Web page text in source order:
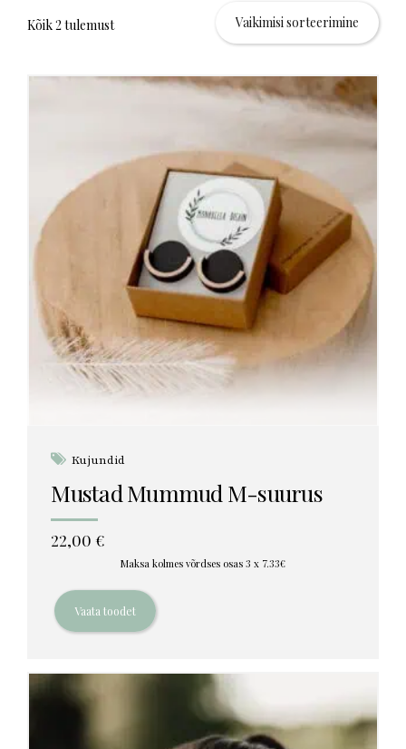
Kõik 2 tulemust
Kujundid
Mustad Mummud M-suurus
22,00 €
Maksa kolmes võrdses osas 3 x 7.33€
Vaata toodet